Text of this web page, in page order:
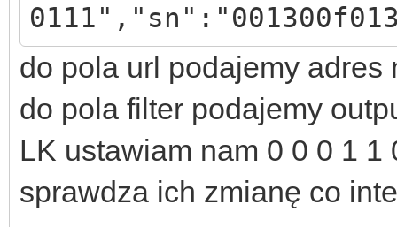
do pola url podajemy
do pola filter podajemy
LK ustawiam nam 0 0 0 1
sprawdza ich zmianę co